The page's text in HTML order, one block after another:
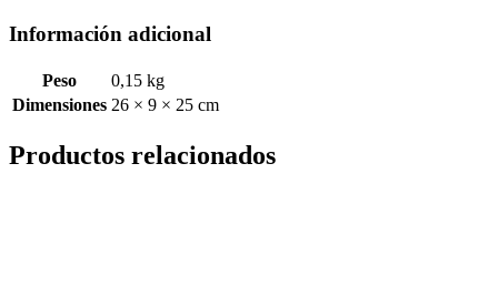
Información adicional
Peso
0,15 kg
Dimensiones 26 × 9 × 25 cm
Productos relacionados